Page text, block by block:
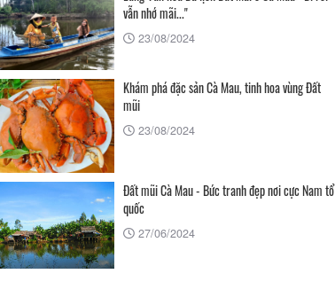
vẫn nhớ mãi..."
23/08/2024
Khám phá đặc sản Cà Mau, tinh hoa vùng Đất
mũi
23/08/2024
Đất mũi Cà Mau - Bức tranh đẹp nơi cực Nam tổ
quốc
27/06/2024